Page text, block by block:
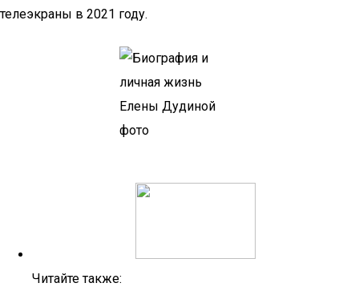
телеэкраны в 2021 году.
Читайте также: